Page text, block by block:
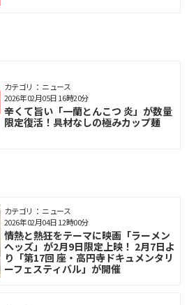
カテゴリ： ニュース
辛くて旨い「一蘭とんこつ 炎」が数量
限定復活！具材なしの極みカップ麺
2026年02月05日 16時20分
カテゴリ： ニュース
情熱と熱狂をテーマに映画「ラーメン
ヘッズ」が2月9日限定上映！ 2月7日よ
り「第17回 座・高円寺ドキュメンタリ
ーフェスティバル」が開催
2026年02月04日 12時00分